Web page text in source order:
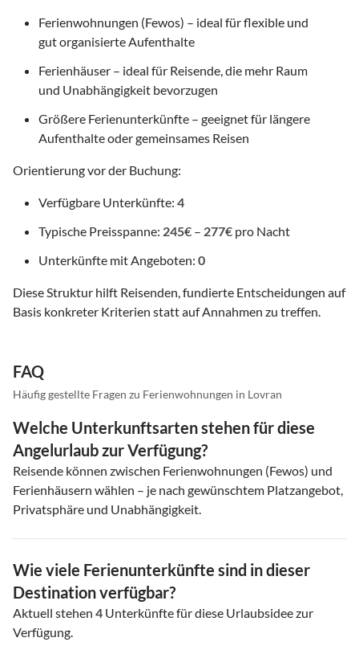
Ferienwohnungen (Fewos) – ideal für flexible und
gut organisierte Aufenthalte
Ferienhäuser – ideal für Reisende, die mehr Raum
und Unabhängigkeit bevorzugen
Größere Ferienunterkünfte – geeignet für längere
Aufenthalte oder gemeinsames Reisen
Orientierung vor der Buchung:
Verfügbare Unterkünfte: 4
Typische Preisspanne: 245€ – 277€ pro Nacht
Unterkünfte mit Angeboten: 0
Diese Struktur hilft Reisenden, fundierte Entscheidungen auf
Basis konkreter Kriterien statt auf Annahmen zu treffen.
FAQ
Häufig gestellte Fragen zu Ferienwohnungen in Lovran
Welche Unterkunftsarten stehen für diese
Angelurlaub zur Verfügung?
Reisende können zwischen Ferienwohnungen (Fewos) und
Ferienhäusern wählen – je nach gewünschtem Platzangebot,
Privatsphäre und Unabhängigkeit.
Wie viele Ferienunterkünfte sind in dieser
Destination verfügbar?
Aktuell stehen 4 Unterkünfte für diese Urlaubsidee zur
Verfügung.